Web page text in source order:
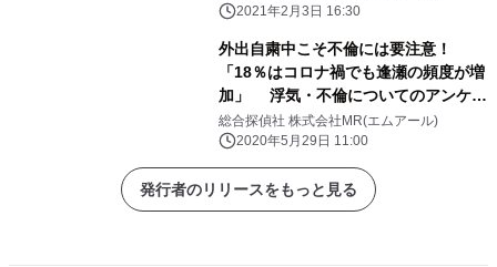
2021年2月3日 16:30
外出自粛中こそ不倫には要注意！
「18％はコロナ禍でも逢瀬の頻度が増
加」 浮気・不倫についてのアンケー
ト調査を実施
総合探偵社 株式会社MR(エムアール)
2020年5月29日 11:00
発行者のリリースをもっと見る